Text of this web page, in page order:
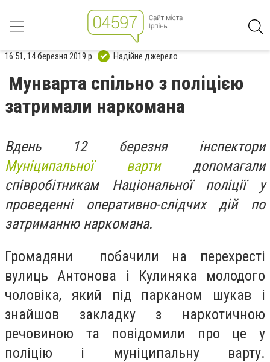
16:51, 14 березня 2019 р. Надійне джерело
Мунварта спільно з поліцією
затримали наркомана
Вдень 12 березня інспектори
Муніципальної вартидопомагали
співробітникам Національної поліції у
проведенні оперативно-слідчих дій по
затриманню наркомана.
Громадяни побачили на перехресті
вулиць Антонова і Кулиняка молодого
чоловіка, який під парканом шукав і
знайшов закладку з наркотичною
речовиною та повідомили про це у
поліцію і муніципальну варту.